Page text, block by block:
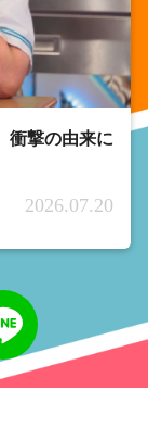
衝撃の由来に
2026.07.20